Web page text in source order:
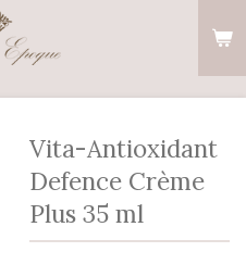
Vita-Antioxidant
Defence Crème
Plus 35 ml